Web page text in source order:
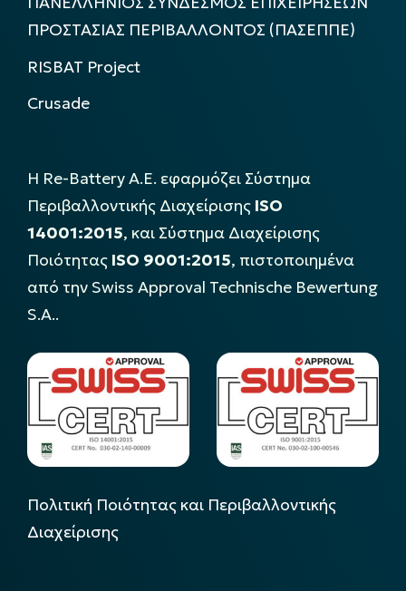
ΠΡΟΣΤΑΣΙΑΣ ΠΕΡΙΒΑΛΛΟΝΤΟΣ (ΠΑΣΕΠΠΕ)
RISBAT Project
Crusade
Η Re-Battery Α.Ε. εφαρμόζει Σύστημα
Περιβαλλοντικής Διαχείρισης ISO
14001:2015, και Σύστημα Διαχείρισης
Ποιότητας ISO 9001:2015, πιστοποιημένα
από την Swiss Approval Technische Bewertung
S.A..
Πολιτική Ποιότητας και Περιβαλλοντικής
Διαχείρισης